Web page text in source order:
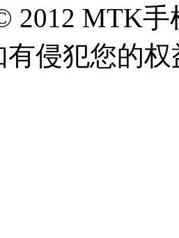
2012 MTK
侵犯您的